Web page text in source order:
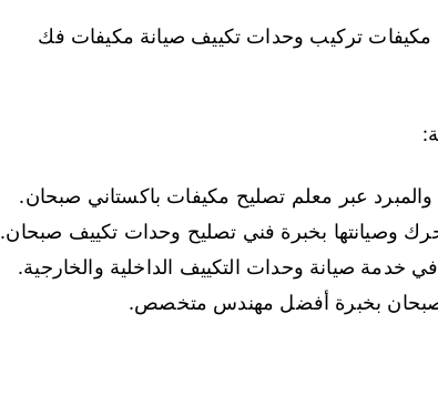
مكيفات تركيب وحدات تكييف صيانة مكيفات فك
والمبرد عبر معلم تصليح مكيفات باكستاني صبحان.
وصيانتها بخبرة فني تصليح وحدات تكييف صبحان.
صيانة وحدات التكييف الداخلية والخارجية.
صبحان بخبرة أفضل مهندس متخصص.